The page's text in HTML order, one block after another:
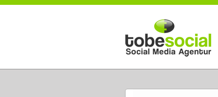
Direkt zum Inhalt